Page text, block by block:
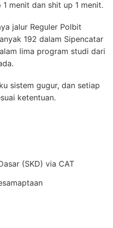
menit dan shit up 1 menit.
jalur Reguler Polbit
192 dalam Sipencatar
lima program studi dari
sistem gugur, dan setiap
ketentuan.
(SKD) via CAT